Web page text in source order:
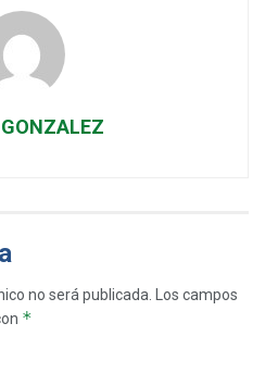
GONZALEZ
no será publicada.
Los campos
*